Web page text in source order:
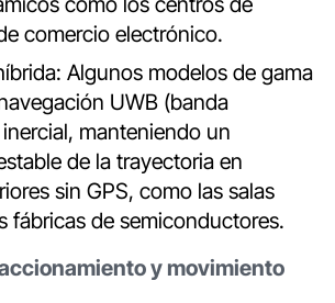
comercio electrónico.
Algunos modelos de gama
UWB (banda
manteniendo un
de la trayectoria en
sin GPS, como las salas
fábricas de semiconductores.
y movimiento